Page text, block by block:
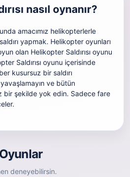
nasıl oynanır?
amacımız helikopterlerle
yapmak. Helikopter oyunları
olan Helikopter Saldırısı oyunu
Saldırısı oyunu içerisinde
kusursuz bir saldırı
yavaşlamayın ve bütün
bir şekilde yok edin. Sadece fare
deneyebilirsin.